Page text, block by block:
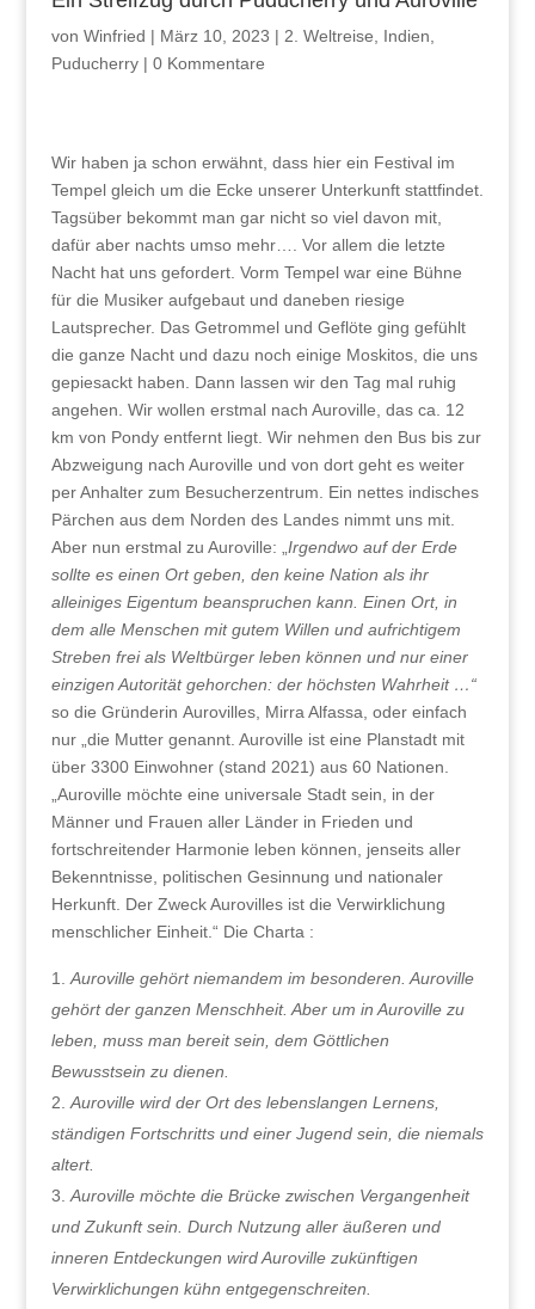
von Winfried | März 10, 2023 | 2. Weltreise Indien
Puducherry| 0 Kommentare
Wir haben ja schon erwähnt, dass hier ein Festival im
Tempel gleich um die Ecke unserer Unterkunft stattfindet.
Tagsüber bekommt man gar nicht so viel davon mit,
dafür aber nachts umso mehr…. Vor allem die letzte
Nacht hat uns gefordert. Vorm Tempel war eine Bühne
für die Musiker aufgebaut und daneben riesige
Lautsprecher. Das Getrommel und Geflöte ging gefühlt
die ganze Nacht und dazu noch einige Moskitos, die uns
gepiesackt haben. Dann lassen wir den Tag mal ruhig
angehen. Wir wollen erstmal nach Auroville, das ca. 12
km von Pondy entfernt liegt. Wir nehmen den Bus bis zur
Abzweigung nach Auroville und von dort geht es weiter
per Anhalter zum Besucherzentrum. Ein nettes indisches
Pärchen aus dem Norden des Landes nimmt uns mit.
Aber nun erstmal zu Auroville: „ Irgendwo auf der Erde
sollte es einen Ort geben, den keine Nation als ihr
alleiniges Eigentum beanspruchen kann. Einen Ort, in
dem alle Menschen mit gutem Willen und aufrichtigem
Streben frei als Weltbürger leben können und nur einer
einzigen Autorität gehorchen: der höchsten Wahrheit …“
so die Gründerin Aurovilles, Mirra Alfassa, oder einfach
nur „die Mutter genannt. Auroville ist eine Planstadt mit
über 3300 Einwohner (stand 2021) aus 60 Nationen.
„Auroville möchte eine universale Stadt sein, in der
Männer und Frauen aller Länder in Frieden und
fortschreitender Harmonie leben können, jenseits aller
Bekenntnisse, politischen Gesinnung und nationaler
Herkunft. Der Zweck Aurovilles ist die Verwirklichung
menschlicher Einheit.“ Die Charta :
Auroville gehört niemandem im besonderen. Auroville
gehört der ganzen Menschheit. Aber um in Auroville zu
leben, muss man bereit sein, dem Göttlichen
Bewusstsein zu dienen.
Auroville wird der Ort des lebenslangen Lernens,
ständigen Fortschritts und einer Jugend sein, die niemals
altert.
Auroville möchte die Brücke zwischen Vergangenheit
und Zukunft sein. Durch Nutzung aller äußeren und
inneren Entdeckungen wird Auroville zukünftigen
Verwirklichungen kühn entgegenschreiten.